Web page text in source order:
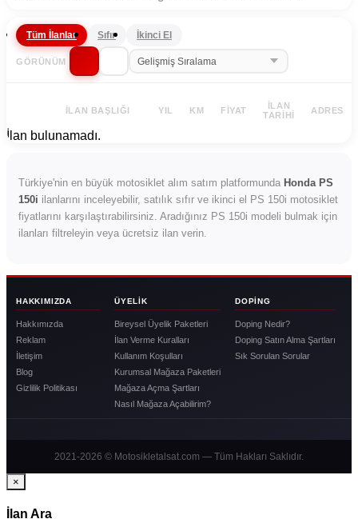
Tüm İlanlar Sıfır İkinci El
GÖRÜNÜM
İLAN BAŞLIĞI YIL KM FIYAT
İLAN
TARIHI
ADRES
İlan bulunamadı.
Türkiye'nin en büyük motosiklet alım satım platformunda Honda PS
150i ilanlarını inceleyebilir, satılık sıfır ve ikinci el PS 150i motosiklet
fiyatlarını karşılaştırabilirsiniz. Aradığınız PS 150i modeli bulmak için
ilanları filtreleyin veya ücretsiz ilan verin.
HAKKIMIZDA
Hakkımızda
Reklam
İletişim
Blog
Gizlilik Politikası
ÜYELIK
Bireysel Üyelik Paketleri
İlan Verme Kuralları
Kullanım Koşulları
Kurumsal Mağaza Paketleri
Mağaza Açma Şartları
Nasıl Mağaza Açabilirim?
DOPING
Doping Nedir?
Doping Satın Alma Şartları
Sık Sorulan Sorular
2021-2026 © Motosikletalsat.com — Tüm Hakları Saklıdır.
×
İlan Ara